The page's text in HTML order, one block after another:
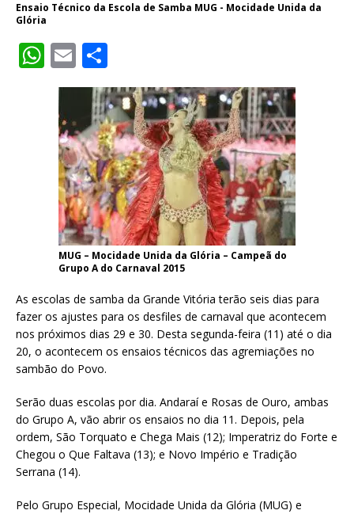
Ensaio Técnico da Escola de Samba MUG - Mocidade Unida da
Glória
W
h
at
A
p
p
E
m
ai
l
h
ar
e
MUG – Mocidade Unida da Glória – Campeã do
Grupo A do Carnaval 2015
As escolas de samba da Grande Vitória terão seis dias para
fazer os ajustes para os desfiles de carnaval que acontecem
nos próximos dias 29 e 30. Desta segunda-feira (11) até o dia
20, o acontecem os ensaios técnicos das agremiações no
sambão do Povo.
Serão duas escolas por dia. Andaraí e Rosas de Ouro, ambas
do Grupo A, vão abrir os ensaios no dia 11. Depois, pela
ordem, São Torquato e Chega Mais (12); Imperatriz do Forte e
Chegou o Que Faltava (13); e Novo Império e Tradição
Serrana (14).
Pelo Grupo Especial, Mocidade Unida da Glória (MUG) e